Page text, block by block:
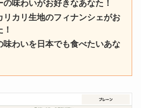
味わいがお好きなあなた！
リカリ生地のフィナンシェがお
味わいを日本でも食べたいあな